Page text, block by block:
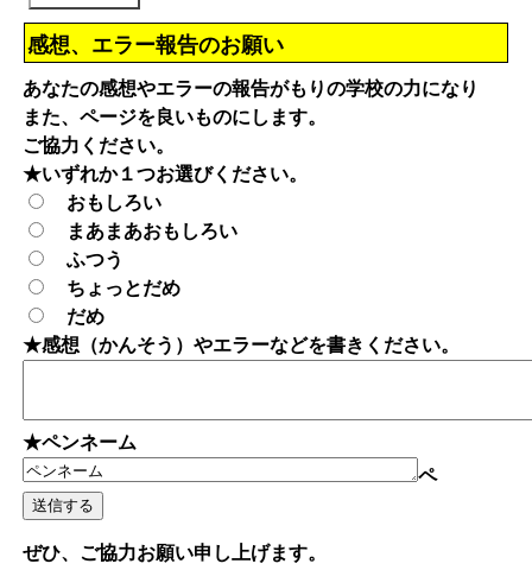
感想、エラー報告のお願い
あなたの感想やエラーの報告がもりの学校の力になり
また、ページを良いものにします。
ご協力ください。
★いずれか１つお選びください。
おもしろい
まあまあおもしろい
ふつう
ちょっとだめ
だめ
★感想（かんそう）やエラーなどを書きください。
★ペンネーム
ペ
ぜひ、ご協力お願い申し上げます。